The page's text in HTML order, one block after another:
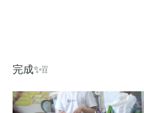
完成✨❕❕